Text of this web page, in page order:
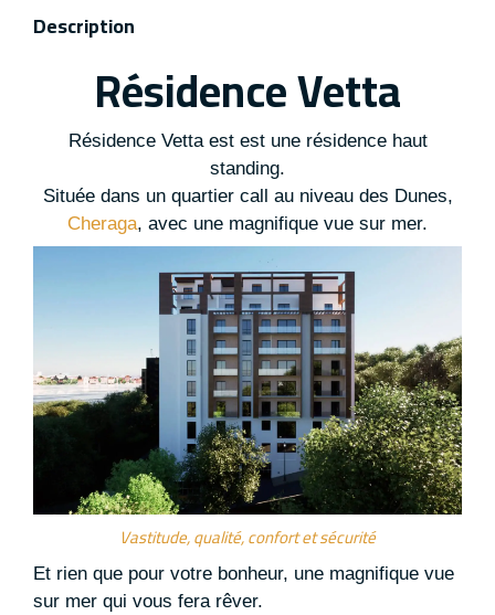
Description
Résidence Vetta
Résidence Vetta est est une résidence haut
standing.
Située dans un quartier call au niveau des Dunes,
Cheraga, avec une magnifique vue sur mer.
Vastitude, qualité, confort et sécurité
Et rien que pour votre bonheur, une magnifique vue
sur mer qui vous fera rêver.